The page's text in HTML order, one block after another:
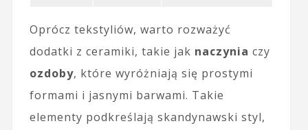
Oprócz tekstyliów, warto rozważyć
dodatki z ceramiki, takie jak naczynia czy
ozdoby, które wyróżniają się prostymi
formami i jasnymi barwami. Takie
elementy podkreślają skandynawski styl,